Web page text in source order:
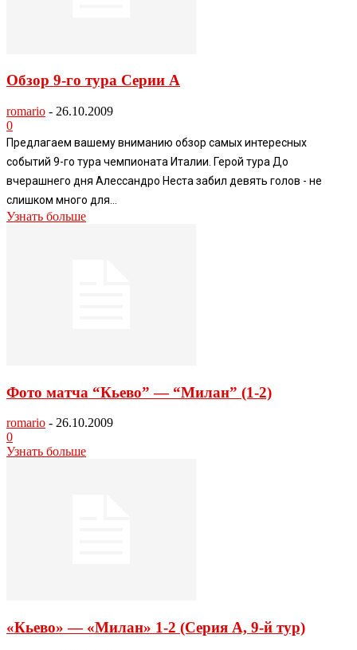
Обзор 9-го тура Серии А
romario - 26.10.2009
0
Предлагаем вашему вниманию обзор самых интересных
событий 9-го тура чемпионата Италии. Герой тура До
вчерашнего дня Алессандро Неста забил девять голов - не
слишком много для...
Узнать больше
Фото матча “Кьево” — “Милан” (1-2)
romario - 26.10.2009
0
Узнать больше
«Кьево» — «Милан» 1-2 (Серия А, 9-й тур)